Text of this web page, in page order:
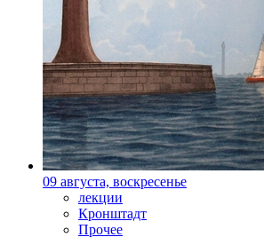
09 августа, воскресенье
лекции
Кронштадт
Прочее